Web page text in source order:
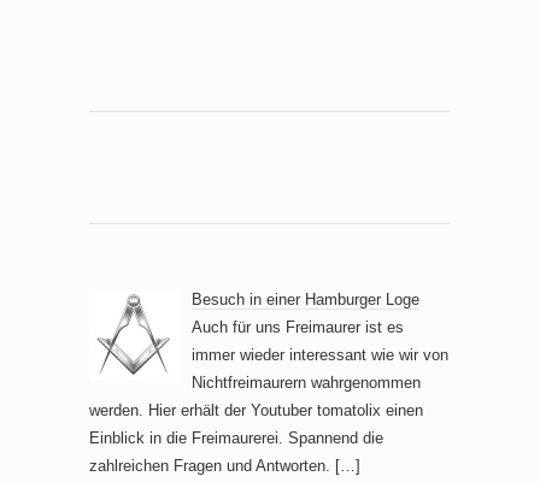
h
n
A
n
s
i
c
h
a
i
o
n
Besuch in einer Hamburger Loge
Auch für uns Freimaurer ist es
immer wieder interessant wie wir von
Nichtfreimaurern wahrgenommen
werden. Hier erhält der Youtuber tomatolix einen
Einblick in die Freimaurerei. Spannend die
zahlreichen Fragen und Antworten. […]